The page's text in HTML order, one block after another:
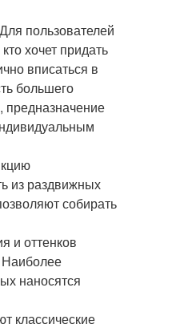
пользователей
хочет придать
вписаться в
большего
предназначение
из раздвижных
собирать
и оттенков
наносятся
классические